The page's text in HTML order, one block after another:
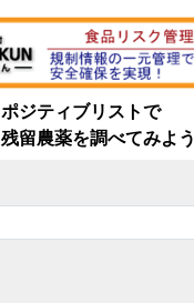
ポジティブリストで
残留農薬を調べてみよう